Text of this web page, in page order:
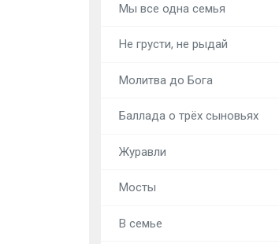
Мы все одна семья
Не грусти, не рыдай
Молитва до Бога
Баллада о трёх сыновьях
Журавли
Мосты
В семье